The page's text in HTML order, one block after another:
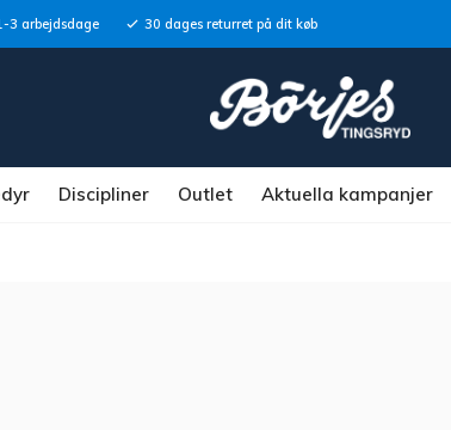
3 arbejdsdage 30 dages returret på dit køb
Discipliner Outlet Aktuella kampanjer